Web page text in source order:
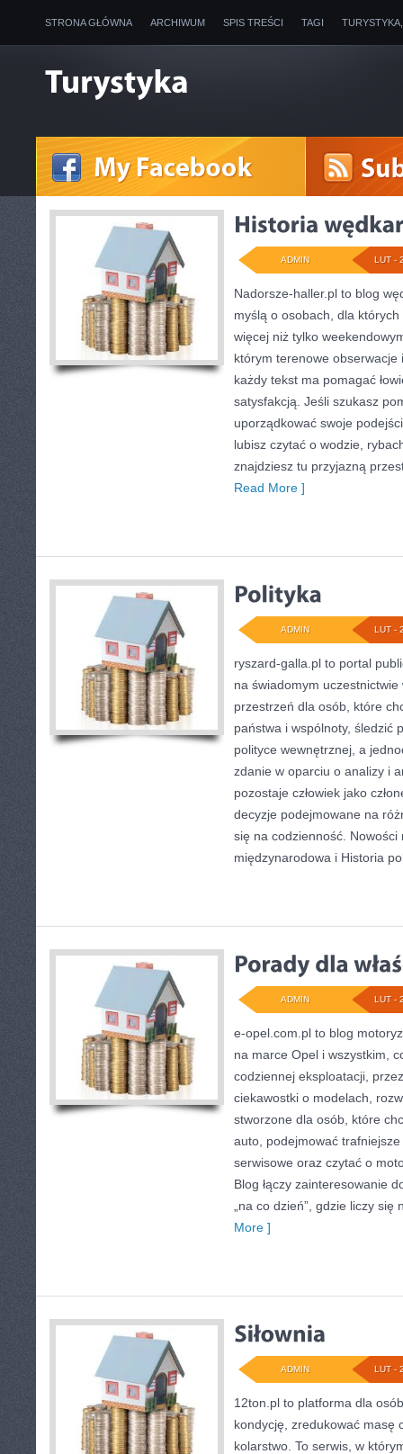
STRONA GŁÓWNA ARCHIWUM SPIS TREŚCI TAGI
LUT -
ADMIN
Nadorsze-haller.pl to blog
myślą o osobach, dla których
więcej niż tylko
którym terenowe
każdy tekst ma pomagać
satysfakcją. Jeśli szukasz
uporządkować swoje
lubisz czytać o wodzie,
znajdziesz tu przyjazną
Read More ]
LUT -
ADMIN
ryszard-galla.pl to portal
na świadomym
przestrzeń dla osób, które
państwa i wspólnoty, śledzić
polityce wewnętrznej, a
zdanie w oparciu o analizy i
pozostaje człowiek jako
decyzje podejmowane na
się na codzienność. Nowości
międzynarodowa i Historia
LUT -
ADMIN
e-opel.com.pl to blog
na marce Opel i wszystkim,
codziennej eksploatacji,
ciekawostki o modelach,
stworzone dla osób, które
auto, podejmować
serwisowe oraz czytać o
Blog łączy zainteresowanie
„na co dzień”, gdzie liczy się
More ]
LUT -
ADMIN
12ton.pl to platforma dla
kondycję, zredukować masę
kolarstwo. To serwis, w